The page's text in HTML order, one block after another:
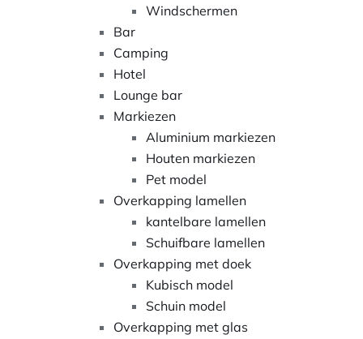
Windschermen
Bar
Camping
Hotel
Lounge bar
Markiezen
Aluminium markiezen
Houten markiezen
Pet model
Overkapping lamellen
kantelbare lamellen
Schuifbare lamellen
Overkapping met doek
Kubisch model
Schuin model
Overkapping met glas